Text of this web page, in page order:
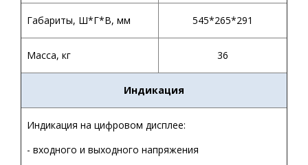
Габариты, Ш*Г*В, мм 545*265*291
Масса, кг 36
Индикация
Индикация на цифровом дисплее:
- входного и выходного напряжения